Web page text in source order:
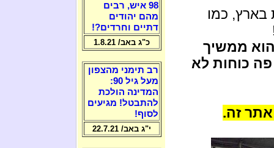
בארץ, כמו
ממשיך
פה כוחות לא
זה.
98 איש, רבים
מהם יהודים
דתיים וחרדים?!
כ"ג באב/ 1.8.21
רב תימני מהצפון
מעל גיל 90:
המדינה הולכת
להתבטל! מגיעים
לסוף!
י"ג באב/ 22.7.21